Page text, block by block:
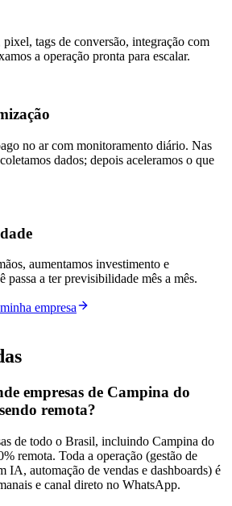
tags de conversão, integração com
a operação pronta para escalar.
no ar com monitoramento diário. Nas
dados; depois aceleramos o que
aumentamos investimento e
passa a ter previsibilidade mês a mês.
empresa
empresas de Campina do
remota?
de todo o Brasil, incluindo Campina do
remota. Toda a operação (gestão de
IA, automação de vendas e dashboards) é
e canal direto no WhatsApp.